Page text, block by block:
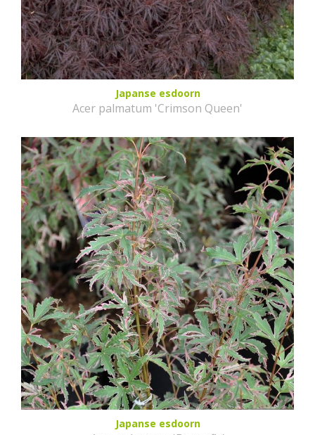
Japanse esdoorn
Acer palmatum 'Crimson Queen'
Japanse esdoorn